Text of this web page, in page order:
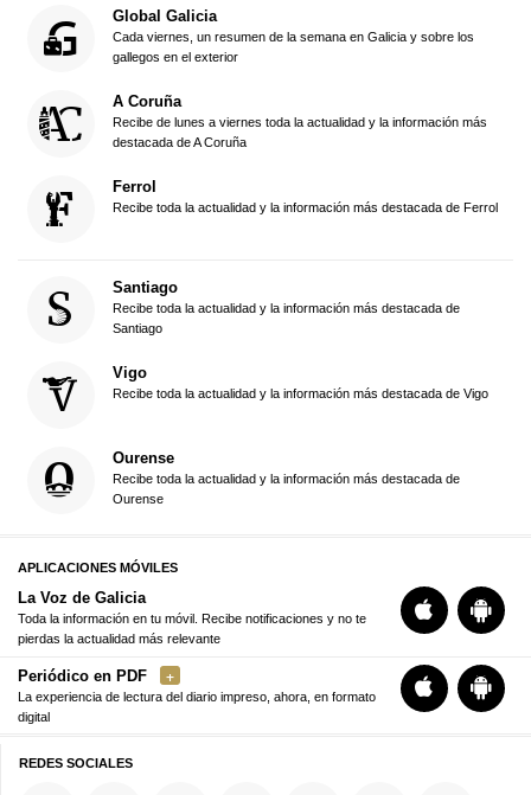
Global Galicia
Cada viernes, un resumen de la semana en Galicia y sobre los
gallegos en el exterior
A Coruña
Recibe de lunes a viernes toda la actualidad y la información más
destacada de A Coruña
Ferrol
Recibe toda la actualidad y la información más destacada de Ferrol
Santiago
Recibe toda la actualidad y la información más destacada de
Santiago
Vigo
Recibe toda la actualidad y la información más destacada de Vigo
Ourense
Recibe toda la actualidad y la información más destacada de
Ourense
APLICACIONES MÓVILES
La Voz de Galicia
Toda la información en tu móvil. Recibe notificaciones y no te
pierdas la actualidad más relevante
Periódico en PDF
La experiencia de lectura del diario impreso, ahora, en formato
digital
REDES SOCIALES